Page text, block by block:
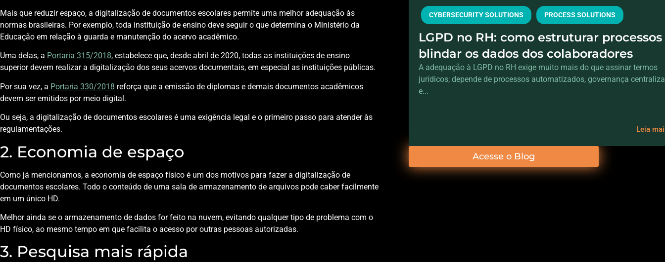
Mais que reduzir espaço, a digitalização de documentos escolares permite uma melhor adequação às
normas brasileiras. Por exemplo, toda instituição de ensino deve seguir o que determina o Ministério da
Educação em relação à guarda e manutenção do acervo acadêmico.
Uma delas, a Portaria 315/2018, estabelece que, desde abril de 2020, todas as instituições de ensino
superior devem realizar a digitalização dos seus acervos documentais, em especial as instituições públicas.
Por sua vez, a Portaria 330/2018 reforça que a emissão de diplomas e demais documentos acadêmicos
devem ser emitidos por meio digital.
Ou seja, a digitalização de documentos escolares é uma exigência legal e o primeiro passo para atender às
regulamentações.
2. Economia de espaço
Como já mencionamos, a economia de espaço físico é um dos motivos para fazer a digitalização de
documentos escolares. Todo o conteúdo de uma sala de armazenamento de arquivos pode caber facilmente
em um único HD.
Melhor ainda se o armazenamento de dados for feito na nuvem, evitando qualquer tipo de problema com o
HD físico, ao mesmo tempo em que facilita o acesso por outras pessoas autorizadas.
3. Pesquisa mais rápida
CYBERSECURITY SOLUTIONS PROCESS SOLUTIONS
LGPD no RH: como estruturar processos
blindar os dados dos colaboradores
A adequação à LGPD no RH exige muito mais do que assinar termos
jurídicos; depende de processos automatizados, governança
e...
Leia
Acesse o Blog